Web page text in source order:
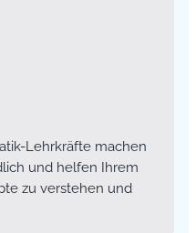
Lehrkräfte machen
und helfen Ihrem
zu verstehen und